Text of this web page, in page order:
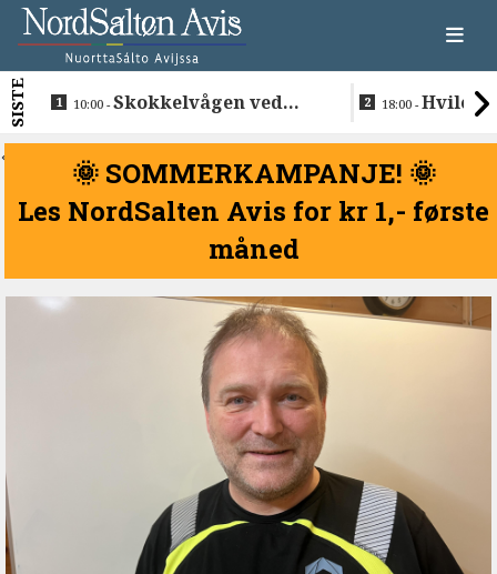
SISTE 10:00 -Skokkelvågen ved
18:00 -Hvile i
<
🌞 SOMMERKAMPANJE! 🌞
Les NordSalten Avis for kr 1,- første
måned